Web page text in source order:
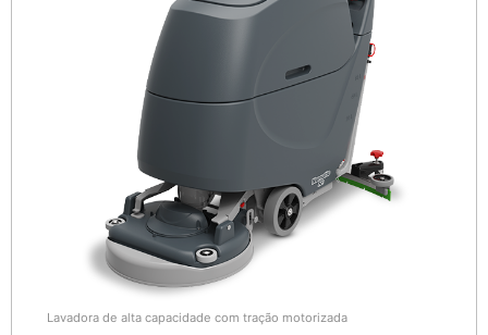
Lavadora de alta capacidade com tração motorizada